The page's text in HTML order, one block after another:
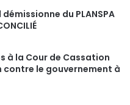
du PLANSPA
à la Cour de Cassation
le gouvernement à